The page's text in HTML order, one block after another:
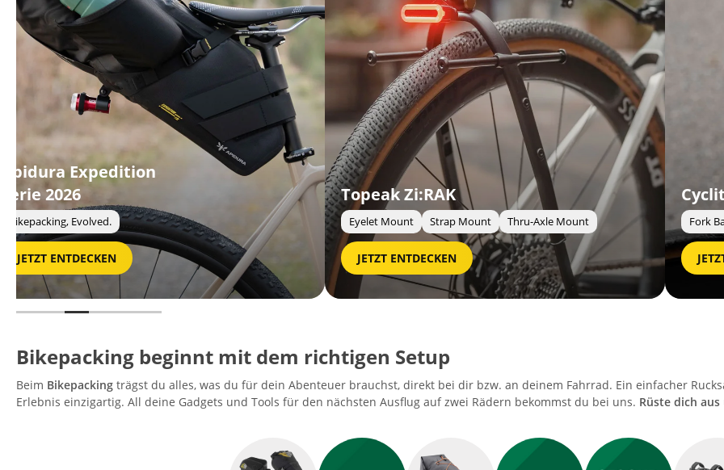
Topeak Zi:RAK
Eyelet Mount Strap Mount Thru-Axle Mount
JETZT ENTDECKEN
Cyclite Neuheiten 2026
Fork Bag Hydration Vest Nano Bags
JETZT ENTDECKEN
Bikepacking beginnt mit dem richtigen Setup
Beim Bikepacking trägst du alles, was du für dein Abenteuer brauchst, direkt bei dir bzw. an deinem Fahrrad. Ein einfacher
Erlebnis einzigartig. All deine Gadgets und Tools für den nächsten Ausflug auf zwei Rädern bekommst du bei uns. Rüste dich